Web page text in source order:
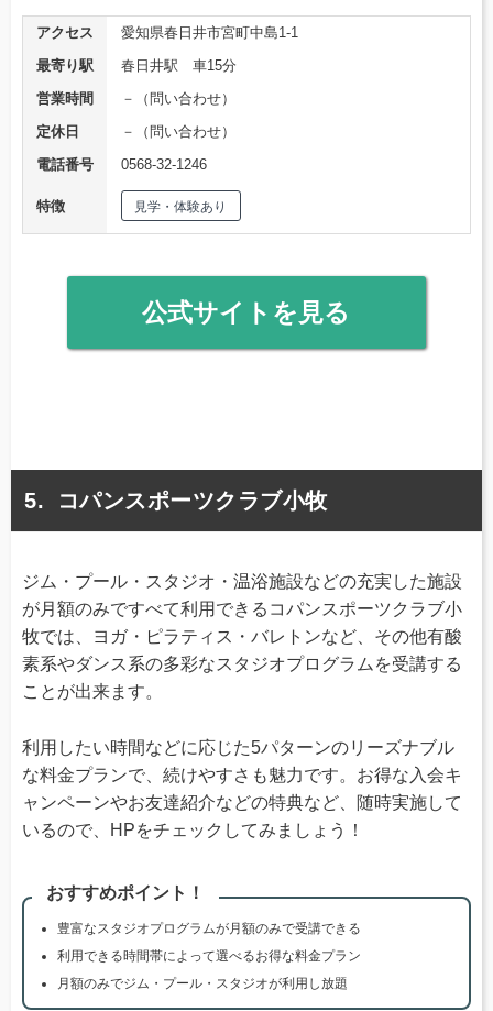
アクセス
愛知県春日井市宮町中島1-1
最寄り駅
春日井駅 車15分
営業時間
－（問い合わせ）
定休日
－（問い合わせ）
電話番号
0568-32-1246
特徴 見学・体験あり
公式サイトを見る
コパンスポーツクラブ小牧
ジム・プール・スタジオ・温浴施設などの充実した施設
が月額のみですべて利用できるコパンスポーツクラブ小
牧では、ヨガ・ピラティス・バレトンなど、その他有酸
素系やダンス系の多彩なスタジオプログラムを受講する
ことが出来ます。
利用したい時間などに応じた5パターンのリーズナブル
な料金プランで、続けやすさも魅力です。お得な入会キ
ャンペーンやお友達紹介などの特典など、随時実施して
いるので、HPをチェックしてみましょう！
おすすめポイント！
豊富なスタジオプログラムが月額のみで受講できる
利用できる時間帯によって選べるお得な料金プラン
月額のみでジム・プール・スタジオが利用し放題